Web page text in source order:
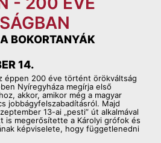
BOKORTANYÁK
14.
éppen 200 éve történt örökváltság
Nyíregyháza megírja első
akkor, amikor még a magyar
jobbágyfelszabadításról. Majd
13-ai „pesti” út alkalmával
is megerősítette a Károlyi grófok és
képviselete, hogy függetlenedni